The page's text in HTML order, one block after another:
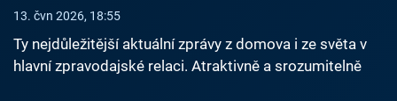
13. čvn 2026, 18:55
Ty nejdůležitější aktuální zprávy z domova i ze světa v
hlavní zpravodajské relaci. Atraktivně a srozumitelně